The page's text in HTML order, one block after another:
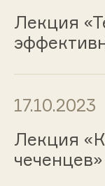
Лекция
17.10.2023
Лекция
чеченцев»